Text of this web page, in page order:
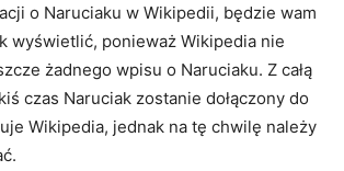
o Naruciaku w Wikipedii, będzie wam
wyświetlić, ponieważ Wikipedia nie
żadnego wpisu o Naruciaku. Z całą
czas Naruciak zostanie dołączony do
Wikipedia, jednak na tę chwilę należy